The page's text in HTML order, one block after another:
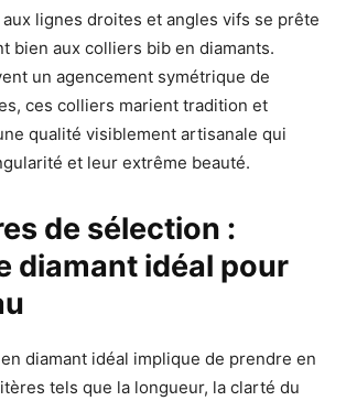
lignes droites et angles vifs se prête
bien aux colliers bib en diamants.
un agencement symétrique de
ces colliers marient tradition et
qualité visiblement artisanale qui
et leur extrême beauté.
de sélection :
diamant idéal pour
diamant idéal implique de prendre en
tels que la longueur, la clarté du